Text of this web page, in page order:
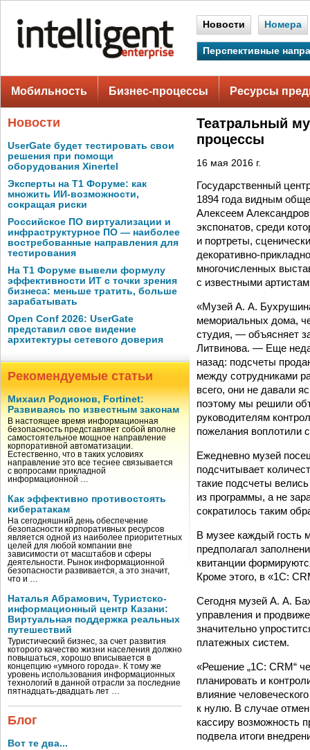
Новости Номера
Перспективные
Мобильность Бизнес-процессы Ресурсы
Новости
UserGate будет тестировать свои
решения при помощи
оборудования Xinertel
Эксперты на Т1 Форуме: как
множить ИИ-возможности,
сокращая риски
Российское ПО виртуализации и
инфраструктурное ПО — наиболее
востребованные направления для
тестирования
На Т1 Форуме вывели формулу
эффективности ИТ с точки зрения
бизнеса: меньше тратить, больше
зарабатывать
Open Conf 2026: UserGate
представил свое видение
архитектуры сетевого доверия
Рекомендуемые статьи
Михаил Родионов, Fortinet:
Развиваясь по известным законам
В настоящее время информационная
безопасность представляет собой вполне
самостоятельное мощное направление
корпоративной автоматизации.
Естественно, что в таких условиях
направление это все теснее связывается
с вопросами прикладной
информационной …
Как эффективно противостоять
кибератакам
На сегодняшний день обеспечение
безопасности корпоративных ресурсов
является одной из наиболее приоритетных
целей для любой компании вне
зависимости от масштабов и сферы
деятельности. Рынок информационной
безопасности развивается, а это значит,
что и …
Наталья Абрамович, Туристско-
информационный центр Казани:
Виртуальная поддержка реальных
путешествий
Туристический бизнес, за счет развития
которого качество жизни населения должно
повышаться, хорошо вписывается в
концепцию «умного города». К тому же
уровень использования информационных
технологий в данной отрасли за последние
пятнадцать-двадцать лет …
Блог
Вот те два...
Театральный
процессы
16 мая 2016 г.
Государственный
1894 года видным
Алексеем
экспонатов, среди
и портреты,
декоративно-
многочисленных
с известными
«Музей А. А.
мемориальных дома,
студия, — объясняет
Литвинова. — Еще
назад: подсчеты
между сотрудниками
всего, они не давали
поэтому мы решили
руководителям
пожелания воплотили
Ежедневно музей
подсчитывает
такие подсчеты
из программы, а не
сократилось таким
В музее каждый гость
предполагал
квитанции
Кроме этого, в «1С:
Сегодня музей А. А.
управления и
значительно
платежных систем.
«Решение „1С: CRM“
планировать и
влияние
к нулю. В случае
кассиру возможность
подвела итоги